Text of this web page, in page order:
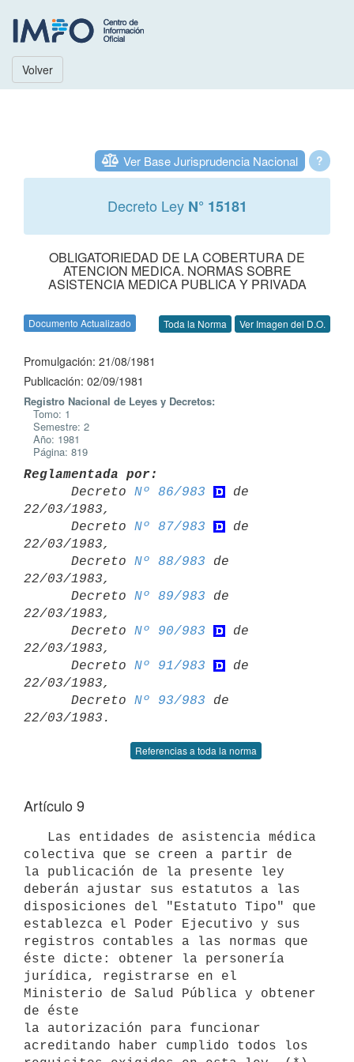
Volver
?
Ver Base Jurisprudencia Nacional
Decreto Ley N° 15181
OBLIGATORIEDAD DE LA COBERTURA DE
ATENCION MEDICA. NORMAS SOBRE
ASISTENCIA MEDICA PUBLICA Y PRIVADA
Documento Actualizado Toda la Norma Ver Imagen del D.O.
Promulgación: 21/08/1981
Publicación: 02/09/1981
Registro Nacional de Leyes y Decretos:
Tomo: 1
Semestre: 2
Año: 1981
Página: 819
Reglamentada por:
Decreto Nº 86/983
de
22/03/1983,
      Decreto
Nº 87/983
de
22/03/1983,
      Decreto
Nº 88/983 de
22/03/1983,
      Decreto
Nº 89/983 de
22/03/1983,
      Decreto
Nº 90/983
de
22/03/1983,
      Decreto
Nº 91/983
de
22/03/1983,
      Decreto
Nº 93/983 de
Referencias a toda la norma
Artículo 9
colectiva que se creen a partir de
la publicación de la presente ley
deberán ajustar sus estatutos a las
disposiciones del "Estatuto Tipo" que
establezca el Poder Ejecutivo y sus
registros contables a las normas que
éste dicte: obtener la personería
jurídica, registrarse en el
Ministerio de Salud Pública y obtener
de éste
la autorización para funcionar
acreditando haber cumplido todos los